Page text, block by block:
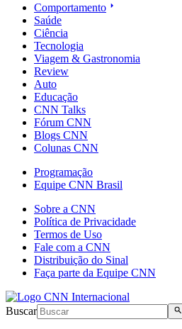
Comportamento
Saúde
Ciência
Tecnologia
Viagem & Gastronomia
Review
Auto
Educação
CNN Talks
Fórum CNN
Blogs CNN
Colunas CNN
Programação
Equipe CNN Brasil
Sobre a CNN
Política de Privacidade
Termos de Uso
Fale com a CNN
Distribuição do Sinal
Faça parte da Equipe CNN
Buscar